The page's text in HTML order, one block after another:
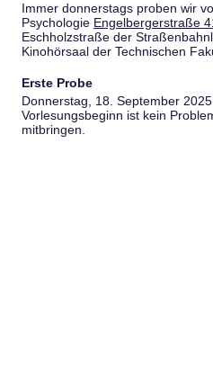
Immer donnerstags proben wir
Psychologie Engelbergerstraße
Eschholzstraße der
Kinohörsaal der Technischen
Erste Probe
Donnerstag, 18. September
Vorlesungsbeginn ist kein
mitbringen.